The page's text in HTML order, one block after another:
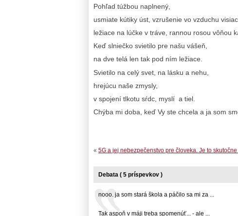
Pohľad túžbou naplnený,
usmiate kútiky úst, vzrušenie vo vzduchu
ležiace na lúčke v tráve, rannou rosou vôňou
Keď slniečko svietilo pre našu vášeň,
na dve telá len tak pod ním ležiace.
Svietilo na celý svet, na lásku a nehu,
hrejúcu naše zmysly,
v spojení tlkotu sŕdc, myslí a tiel.
Chýba mi doba, keď Vy ste chcela a ja som
« 5G a jej nebezpečenstvo pre človeka. Je to
Debata ( 5 príspevkov )
nooo. ja som stará škola a páčilo sa mi za ...
Tak aspoň v máji treba spomenúť... - ale ...